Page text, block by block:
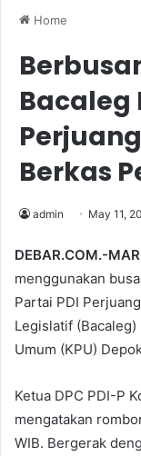
Home
Bacaleg
Berkas
admin May 11,
DEBAR.COM.-
menggunakan
Partai PDI
Legislatif (Bacaleg)
Umum (KPU)
Ketua DPC PDI-P
mengatakan
WIB. Bergerak